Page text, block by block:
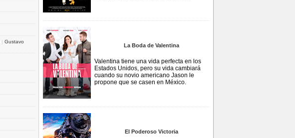
| Gustavo
La Boda de Valentina
Valentina tiene una vida perfecta en los
Estados Unidos, pero su vida cambiará
cuando su novio americano Jason le
propone que se casen en México.
El Poderoso Victoria